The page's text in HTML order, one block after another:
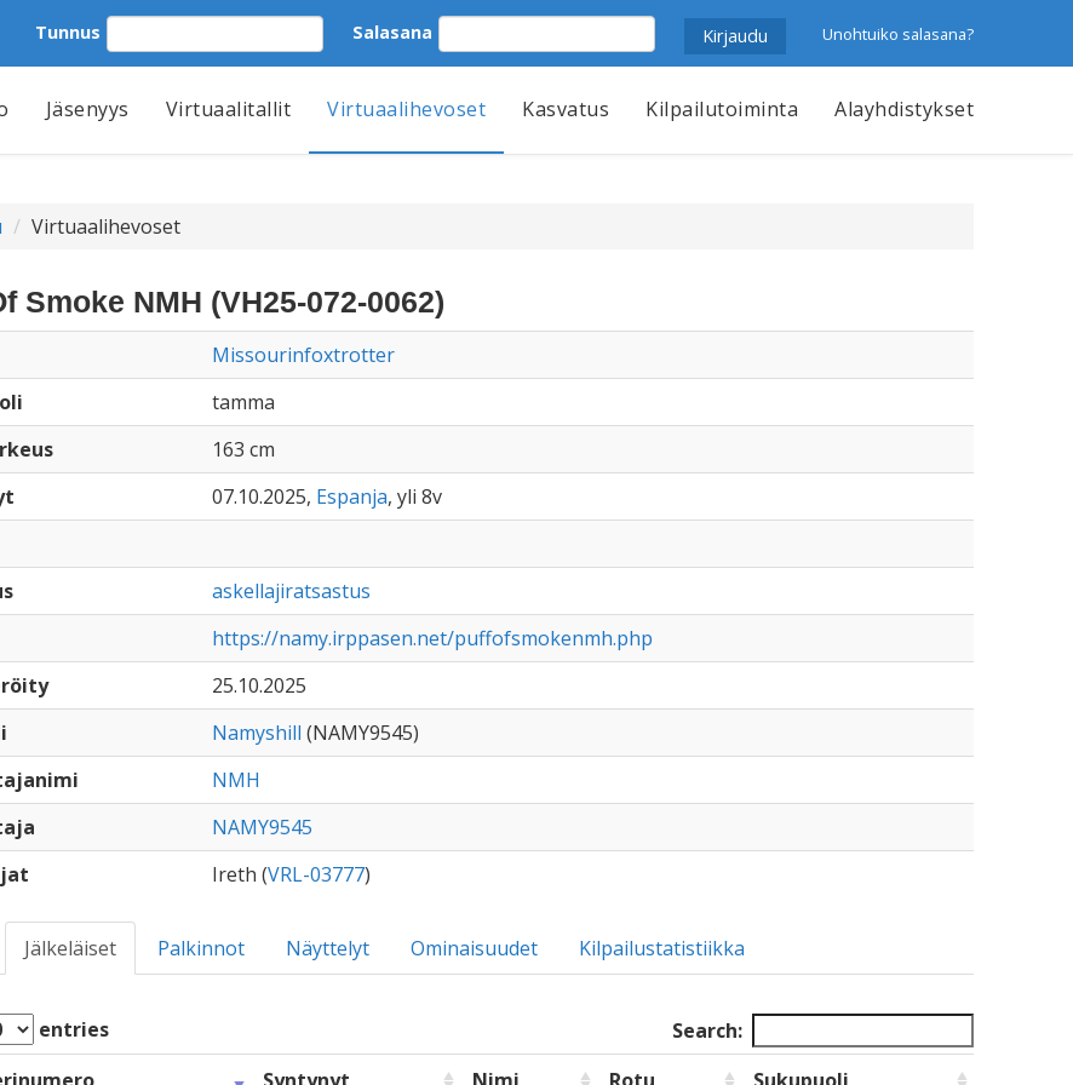
Tunnus Salasana Unohtuiko salasana?
Jäsenyys Virtuaalitallit Virtuaalihevoset Kasvatus Kilpailutoiminta Alayhdistykset
Virtuaalihevoset
Smoke NMH (VH25-072-0062)
Missourinfoxtrotter
tamma
163 cm
07.10.2025, Espanja, yli 8v
askellajiratsastus
https://namy.irppasen.net/puffofsmokenmh.php
25.10.2025
Namyshill (NAMY9545)
NMH
NAMY9545
Ireth (VRL-03777)
Jälkeläiset Palkinnot Näyttelyt Ominaisuudet Kilpailustatistiikka
entries
Search: